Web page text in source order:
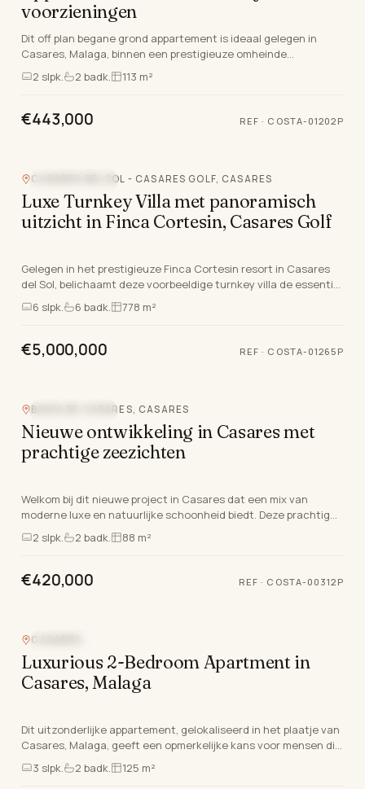
voorzieningen
Dit off plan begane grond appartement is ideaal gelegen in
Casares, Malaga, binnen een prestigieuze omheinde
gemeenschap. Deze accommodatie beschikt over twee…
2 slpk. 2 badk. 113 m²
€443,000 REF · COSTA-01202P
CASARES DEL SOL - CASARES GOLF, CASARES
Luxe Turnkey Villa met panoramisch
uitzicht in Finca Cortesin, Casares Golf
Gelegen in het prestigieuze Finca Cortesin resort in Casares
del Sol, belichaamt deze voorbeeldige turnkey villa de essentie
van Costa del Sol luxe leven. Gele…
6 slpk. 6 badk. 778 m²
€5,000,000 REF · COSTA-01265P
BAHIA DE CASARES, CASARES
Nieuwe ontwikkeling in Casares met
prachtige zeezichten
Welkom bij dit nieuwe project in Casares dat een mix van
moderne luxe en natuurlijke schoonheid biedt. Deze prachtige
ontwikkeling beschikt over een selectie v…
2 slpk. 2 badk. 88 m²
€420,000 REF · COSTA-00312P
CASARES
Luxurious 2-Bedroom Apartment in
Casares, Malaga
Dit uitzonderlijke appartement, gelokaliseerd in het plaatje van
Casares, Malaga, geeft een opmerkelijke kans voor mensen die
een mengsel zoeken van kwaliteit…
3 slpk. 2 badk. 125 m²